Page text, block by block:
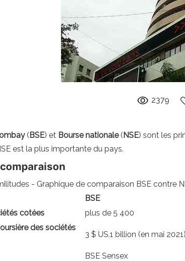
2379
(BSE) et Bourse nationale(NSE) sont les
est la plus importante du pays.
- Graphique de comparaison BSE contre
BSE
cotées
plus de 5 400
des sociétés
3 $ US.1 billion (en mai 2021)
BSE Sensex